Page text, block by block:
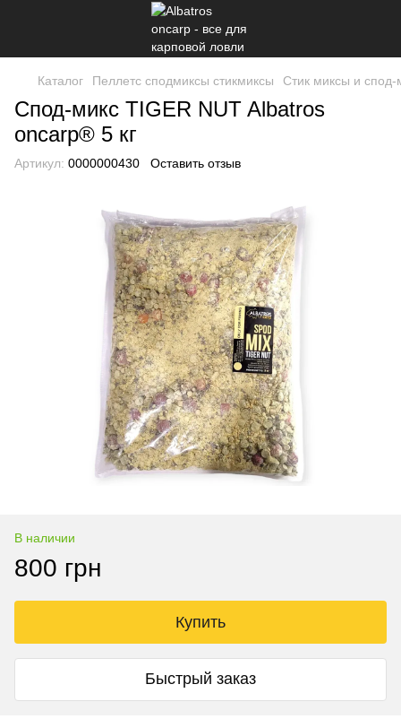
Каталог Пеллетс сподмиксы стикмиксы Стик миксы и
Спод-микс TIGER NUT Albatros
onсarp® 5 кг
Артикул: 0000000430 Оставить отзыв
В наличии
800 грн
Купить
Быстрый заказ